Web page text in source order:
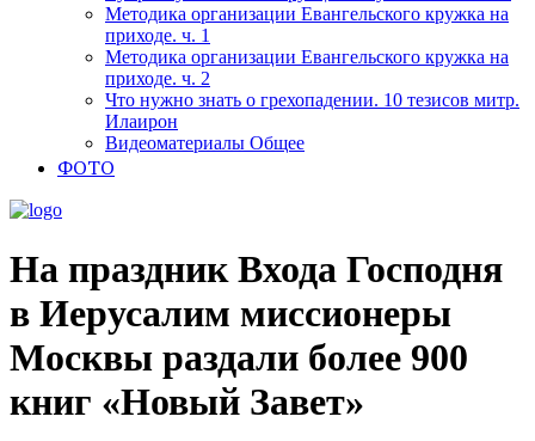
Методика организации Евангельского кружка на
приходе. ч. 1
Методика организации Евангельского кружка на
приходе. ч. 2
Что нужно знать о грехопадении. 10 тезисов митр.
Илаирон
Видеоматериалы Общее
ФОТО
На праздник Входа Господня
в Иерусалим миссионеры
Москвы раздали более 900
книг «Новый Завет»